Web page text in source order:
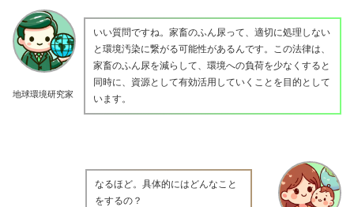
地球環境研究家
いい質問ですね。家畜のふん尿って、適切に処理しない
と環境汚染に繋がる可能性があるんです。この法律は、
家畜のふん尿を減らして、環境への負荷を少なくすると
同時に、資源として有効活用していくことを目的として
います。
なるほど。具体的にはどんなこと
をするの？